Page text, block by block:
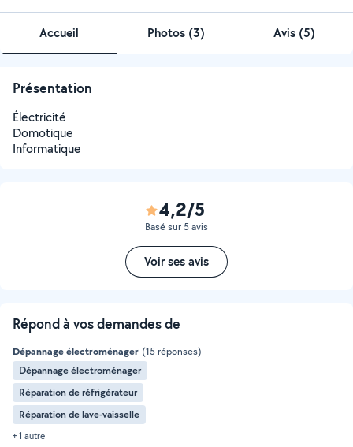
Accueil Photos (3) Avis (5)
Présentation
Électricité
Domotique
Informatique
4,2/5
Basé sur 5 avis
Voir ses avis
Répond à vos demandes de
Dépannage électroménager (15 réponses)
Dépannage électroménager
Réparation de réfrigérateur
Réparation de lave-vaisselle
+ 1 autre